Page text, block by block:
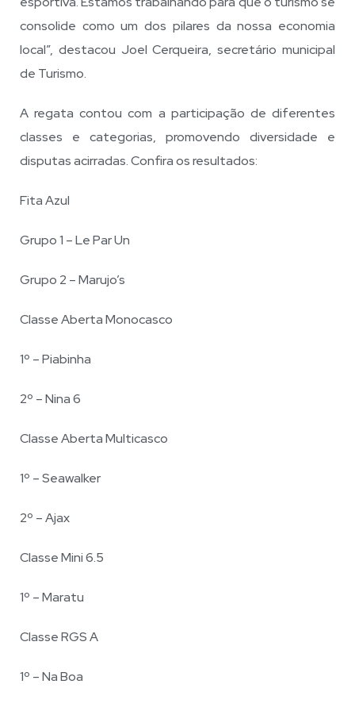
consolide como um dos pilares da nossa economia
local”, destacou Joel Cerqueira, secretário municipal
de Turismo.
A regata contou com a participação de diferentes
classes e categorias, promovendo diversidade e
disputas acirradas. Confira os resultados:
Fita Azul
Grupo 1 – Le Par Un
Grupo 2 – Marujo’s
Classe Aberta Monocasco
1º – Piabinha
2º – Nina 6
Classe Aberta Multicasco
1º – Seawalker
2º – Ajax
Classe Mini 6.5
1º – Maratu
Classe RGS A
1º – Na Boa